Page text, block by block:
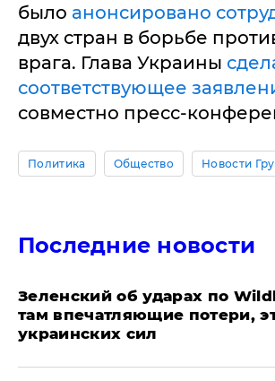
было анонсировано
двух стран в борьбе
врага. Глава Украины
соответствующее
совместно пресс-
Политика Общество Новости
Последние новости
Зеленский об ударах по
там впечатляющие потери,
украинских сил